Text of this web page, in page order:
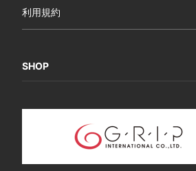
利用規約
SHOP